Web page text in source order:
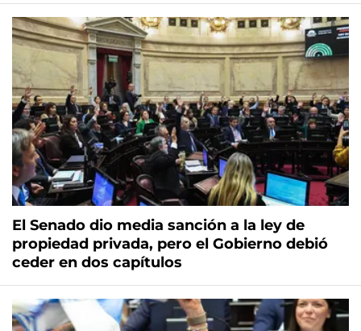
El Senado dio media sanción a la ley de
propiedad privada, pero el Gobierno debió
ceder en dos capítulos